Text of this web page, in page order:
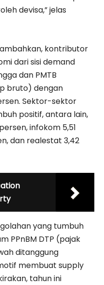
devisa,” jelas
kontributor
dari sisi demand
dan PMTB
bruto) dengan
Sektor-sektor
positif, antara lain,
infokom 5,51
dan realestat 3,42
yang tumbuh
PPnBM DTP (pajak
ditanggung
membuat supply
tahun ini